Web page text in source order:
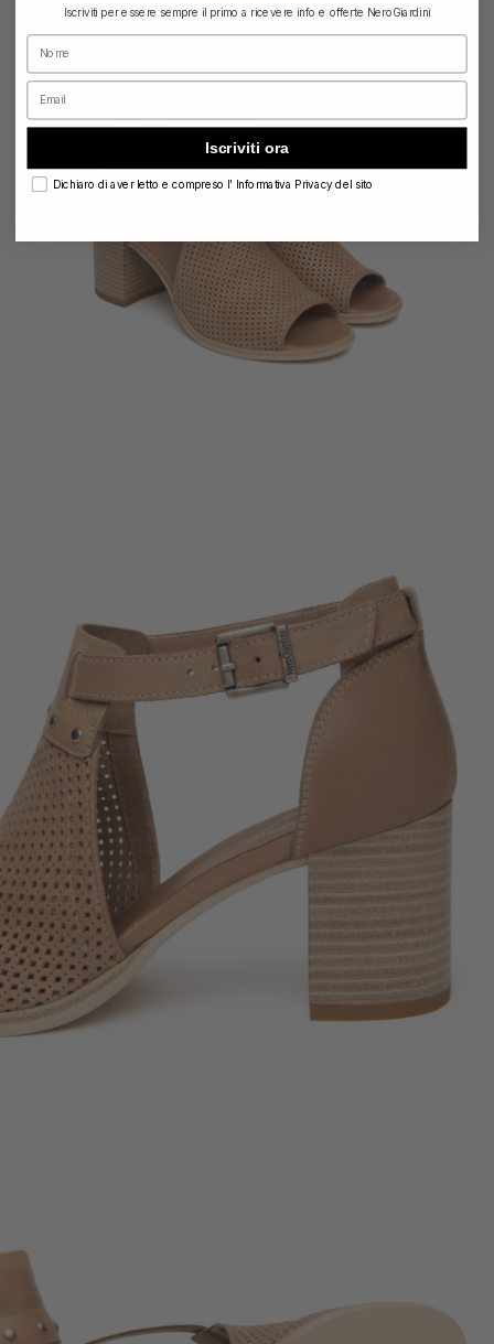
Iscriviti per essere sempre il primo a ricevere info e offerte NeroGiardini
Nome
Email
Iscriviti ora
privacyDichiaro di aver letto e compreso l' Informativa Privacy del sito